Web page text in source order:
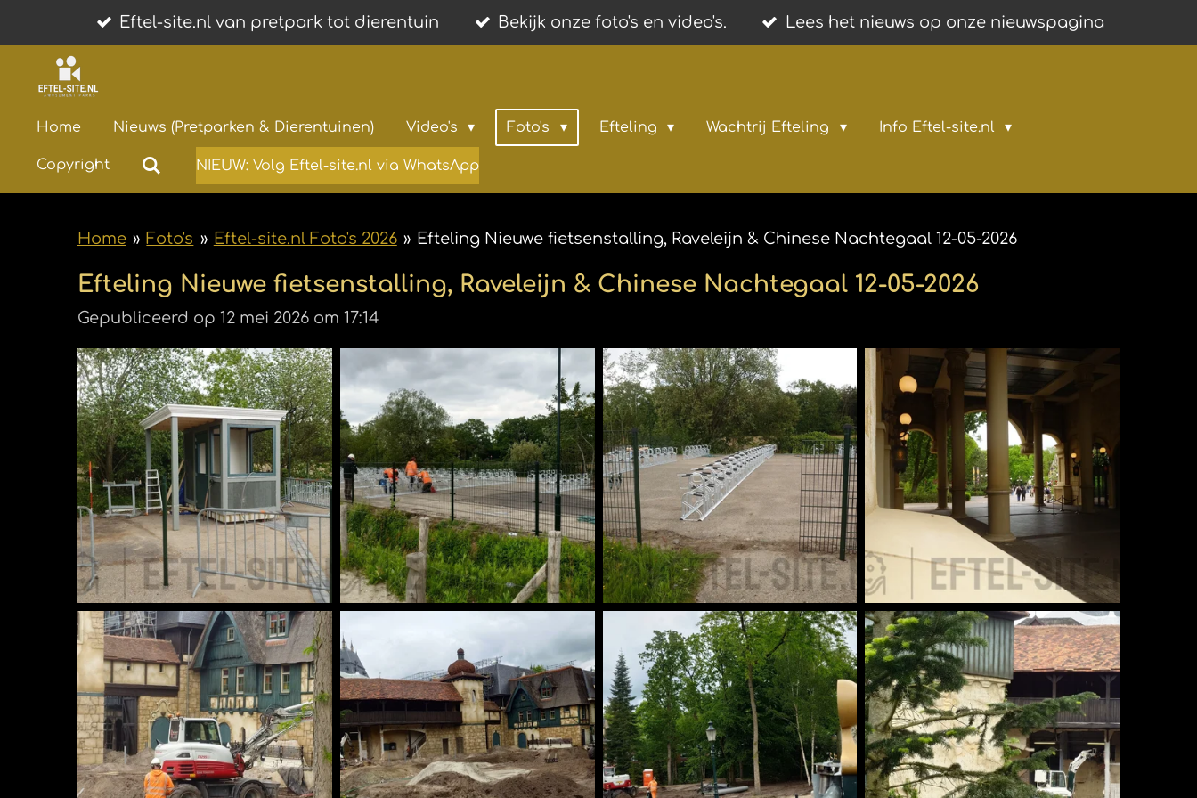
hoofdinhoud
Eftel-site.nl van pretpark tot dierentuin Bekijk onze foto's en video's. Lees het nieuws op onze nieuwspagina
Home Nieuws (Pretparken & Dierentuinen) Video's Foto's Efteling Wachtrij Efteling Info Eftel-site.nl
Copyright NIEUW: Volg Eftel-site.nl via WhatsApp
Home » Foto's » Eftel-site.nl Foto's 2026 » Efteling Nieuwe fietsenstalling, Raveleijn & Chinese Nachtegaal 12-05-2026
Efteling Nieuwe fietsenstalling, Raveleijn & Chinese Nachtegaal 12-05-2026
Gepubliceerd op 12 mei 2026 om 17:14